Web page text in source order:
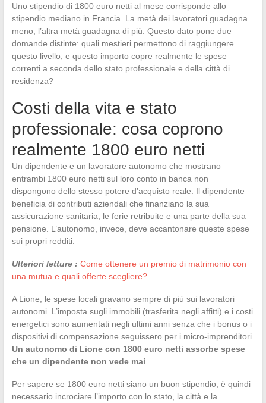
Uno stipendio di 1800 euro netti al mese corrisponde allo
stipendio mediano in Francia. La metà dei lavoratori guadagna
meno, l’altra metà guadagna di più. Questo dato pone due
domande distinte: quali mestieri permettono di raggiungere
questo livello, e questo importo copre realmente le spese
correnti a seconda dello stato professionale e della città di
residenza?
Costi della vita e stato
professionale: cosa coprono
realmente 1800 euro netti
Un dipendente e un lavoratore autonomo che mostrano
entrambi 1800 euro netti sul loro conto in banca non
dispongono dello stesso potere d’acquisto reale. Il dipendente
beneficia di contributi aziendali che finanziano la sua
assicurazione sanitaria, le ferie retribuite e una parte della sua
pensione. L’autonomo, invece, deve accantonare queste spese
sui propri redditi.
Ulteriori letture : Come ottenere un premio di matrimonio con
una mutua e quali offerte scegliere?
A Lione, le spese locali gravano sempre di più sui lavoratori
autonomi. L’imposta sugli immobili (trasferita negli affitti) e i costi
energetici sono aumentati negli ultimi anni senza che i bonus o i
dispositivi di compensazione seguissero per i micro-imprenditori.
Un autonomo di Lione con 1800 euro netti assorbe spese
che un dipendente non vede mai
Per sapere se 1800 euro netti siano un buon stipendio, è quindi
necessario incrociare l’importo con lo stato, la città e la